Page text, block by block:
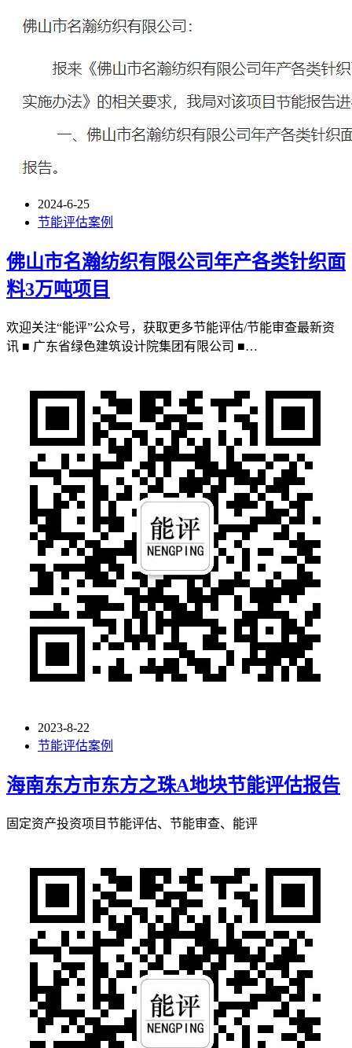
2024-6-25
节能评估案例
佛山市名瀚纺织有限公司年产各类针织面
料3万吨项目
欢迎关注“能评”公众号，获取更多节能评估/节能审查最新资
讯 ■ 广东省绿色建筑设计院集团有限公司 ■…
2023-8-22
节能评估案例
海南东方市东方之珠A地块节能评估报告
固定资产投资项目节能评估、节能审查、能评